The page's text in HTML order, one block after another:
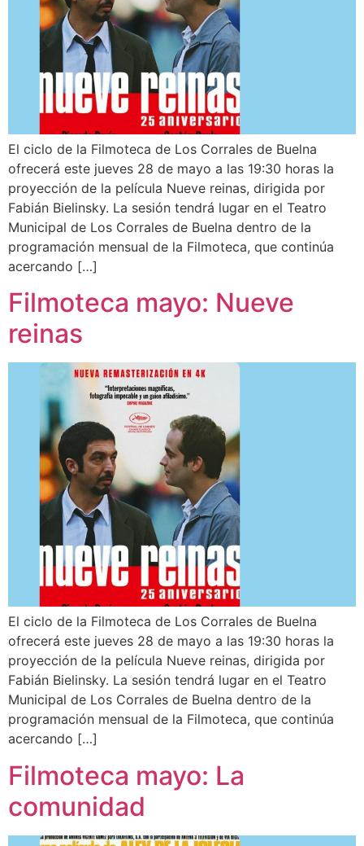
El ciclo de la Filmoteca de Los Corrales de Buelna
ofrecerá este jueves 28 de mayo a las 19:30 horas la
proyección de la película Nueve reinas, dirigida por
Fabián Bielinsky. La sesión tendrá lugar en el Teatro
Municipal de Los Corrales de Buelna dentro de la
programación mensual de la Filmoteca, que continúa
acercando […]
Filmoteca mayo: Nueve
reinas
El ciclo de la Filmoteca de Los Corrales de Buelna
ofrecerá este jueves 28 de mayo a las 19:30 horas la
proyección de la película Nueve reinas, dirigida por
Fabián Bielinsky. La sesión tendrá lugar en el Teatro
Municipal de Los Corrales de Buelna dentro de la
programación mensual de la Filmoteca, que continúa
acercando […]
Filmoteca mayo: La
comunidad